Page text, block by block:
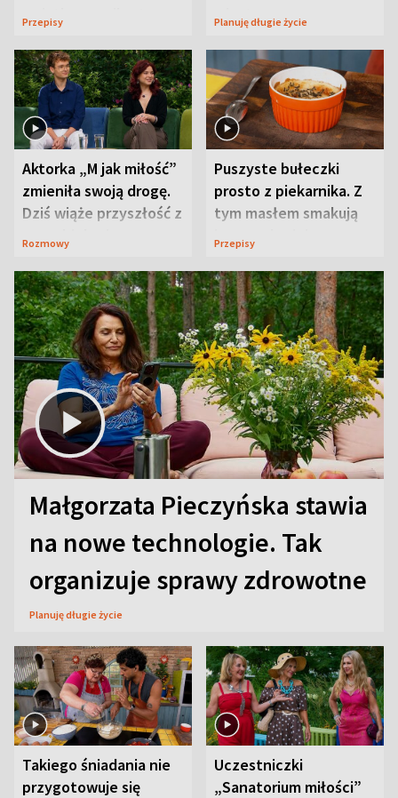
wyjątkowo wilgotne
Przepisy
wizyt
Planuję długie życie
Aktorka „M jak miłość”
zmieniła swoją drogę.
Dziś wiąże przyszłość z
neurobiologią
Rozmowy
Puszyste bułeczki
prosto z piekarnika. Z
tym masłem smakują
jeszcze lepiej
Przepisy
Małgorzata Pieczyńska stawia
na nowe technologie. Tak
organizuje sprawy zdrowotne
Planuję długie życie
Takiego śniadania nie
przygotowuje się
Uczestniczki
„Sanatorium miłości”